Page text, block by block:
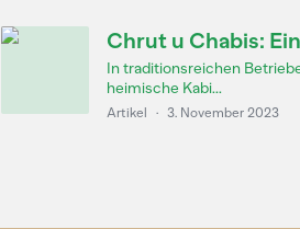
Chrut u Chabis:
In traditionsreichen
heimische Kabi...
Artikel · 3. November 2023